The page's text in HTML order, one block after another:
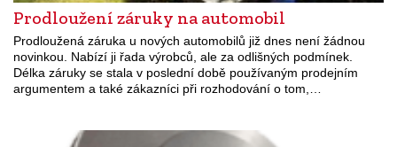
Prodloužení záruky na automobil
Prodloužená záruka u nových automobilů již dnes není žádnou
novinkou. Nabízí ji řada výrobců, ale za odlišných podmínek.
Délka záruky se stala v poslední době používaným prodejním
argumentem a také zákazníci při rozhodování o tom,…